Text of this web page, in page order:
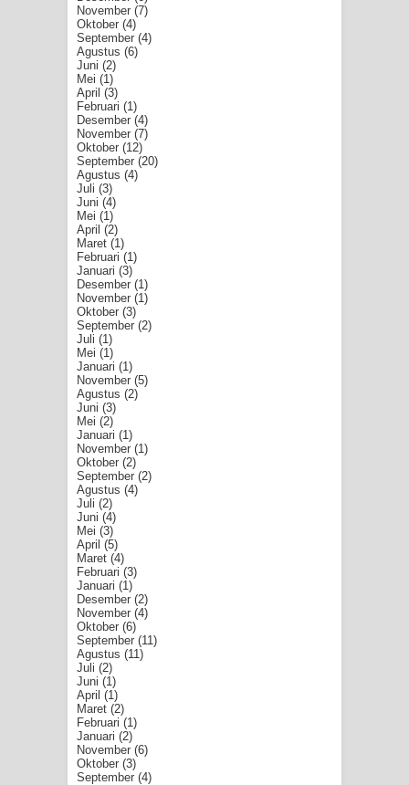
November (7)
Oktober (4)
September (4)
Agustus (6)
Juni (2)
Mei (1)
April (3)
Februari (1)
Desember (4)
November (7)
Oktober (12)
September (20)
Agustus (4)
Juli (3)
Juni (4)
Mei (1)
April (2)
Maret (1)
Februari (1)
Januari (3)
Desember (1)
November (1)
Oktober (3)
September (2)
Juli (1)
Mei (1)
Januari (1)
November (5)
Agustus (2)
Juni (3)
Mei (2)
Januari (1)
November (1)
Oktober (2)
September (2)
Agustus (4)
Juli (2)
Juni (4)
Mei (3)
April (5)
Maret (4)
Februari (3)
Januari (1)
Desember (2)
November (4)
Oktober (6)
September (11)
Agustus (11)
Juli (2)
Juni (1)
April (1)
Maret (2)
Februari (1)
Januari (2)
November (6)
Oktober (3)
September (4)